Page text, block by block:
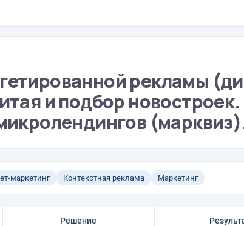
рекламы
и подбор
маркетинг Контекстная реклама Маркетинг
Решение